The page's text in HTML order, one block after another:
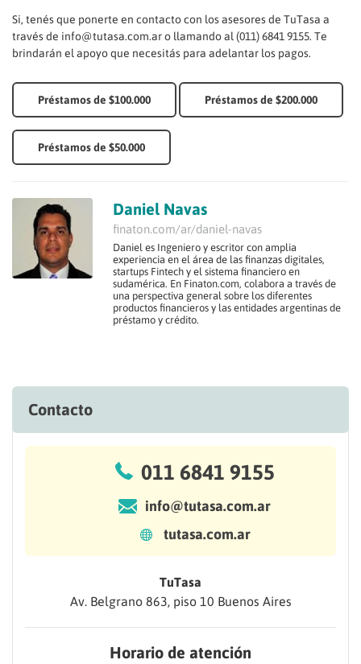
Si, tenés que ponerte en contacto con los asesores de TuTasa a
través de info@tutasa.com.ar o llamando al (011) 6841 9155. Te
brindarán el apoyo que necesitás para adelantar los pagos.
Préstamos de $100.000 Préstamos de $200.000
Préstamos de $50.000
Daniel Navas
finaton.com/ar/daniel-navas
Daniel es Ingeniero y escritor con amplia
experiencia en el área de las finanzas digitales,
startups Fintech y el sistema financiero en
sudamérica. En Finaton.com, colabora a través de
una perspectiva general sobre los diferentes
productos financieros y las entidades argentinas de
préstamo y crédito.
Contacto
011 6841 9155
info@tutasa.com.ar
tutasa.com.ar
TuTasa
Av. Belgrano 863, piso 10 Buenos Aires
Horario de atención